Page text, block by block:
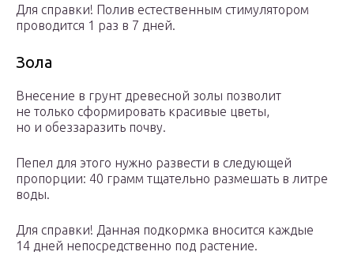
Для справки! Полив естественным стимулятором
проводится 1 раз в 7 дней.
Зола
Внесение в грунт древесной золы позволит
не только сформировать красивые цветы,
но и обеззаразить почву.
Пепел для этого нужно развести в следующей
пропорции: 40 грамм тщательно размешать в литре
воды.
Для справки! Данная подкормка вносится каждые
14 дней непосредственно под растение.